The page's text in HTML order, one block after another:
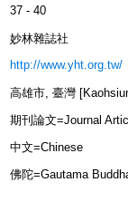
37 - 40
妙林雜誌社
http://www.yht.org.tw/
高雄市, 臺灣
期刊論文=Journal
中文=Chinese
佛陀=Gautama